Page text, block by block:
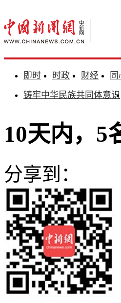
即时 时政 财经
铸牢中华民族共同体意识
10天内，5
分享到：